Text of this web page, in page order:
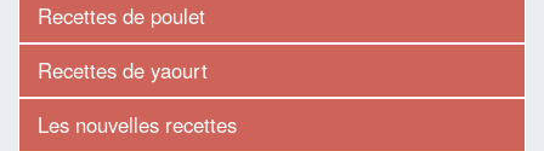
Recettes de poulet
Recettes de yaourt
Les nouvelles recettes